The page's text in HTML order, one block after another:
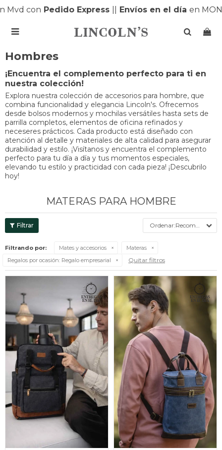
conPedido Express||Envíos en el díaen

Hombres
¡Encuentra el complemento perfecto para ti en
nuestra colección!
Explora nuestra colección de accesorios para hombre, que
combina funcionalidad y elegancia Lincoln's. Ofrecemos
desde bolsos modernos y mochilas versátiles hasta sets de
parrilla completos, elementos de oficina refinados y
neceseres prácticos. Cada producto está diseñado con
atención al detalle y materiales de alta calidad para asegurar
durabilidad y estilo. ¡Visítanos y encuentra el complemento
perfecto para tu día a día y tus momentos especiales,
elevando tu estilo y practicidad con cada pieza! ¡Descubrilo
hoy!
MATERAS PARA HOMBRE
Recomendados
Filtrando por: Mates y accesorios
Materas
Regalos por ocasión: Regalo empresarial Quitar filtros